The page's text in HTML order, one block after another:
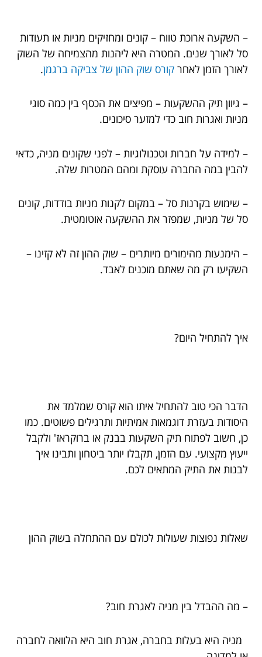
– השקעה ארוכת טווח – קונים ומחזיקים מניות או תעודות
סל לאורך שנים. המטרה היא ליהנות מהצמיחה של השוק
לאורך הזמן לאחר קורס שוק ההון של צביקה ברגמן.
– גיוון תיק ההשקעות – מפיצים את הכסף בין כמה סוגי
מניות ואגרות חוב כדי למזער סיכונים.
– למידה על חברות וטכנולוגיות – לפני שקונים מניה, כדאי
להבין במה החברה עוסקת ומהם המטרות שלה.
– שימוש בקרנות סל – במקום לקנות מניות בודדות, קונים
סל של מניות, שמפזר את ההשקעה אוטומטית.
– הימנעות מהימורים מיותרים – שוק ההון זה לא קזינו –
השקיעו רק מה שאתם מוכנים לאבד.
איך להתחיל היום?
הדבר הכי טוב להתחיל איתו הוא קורס שמלמד את
היסודות בעזרת דוגמאות אמיתיות ותרגילים פשוטים. כמו
כן, חשוב לפתוח תיק השקעות בבנק או ברוקראז' ולקבל
ייעוץ מקצועי. עם הזמן, תקבלו יותר ביטחון ותבינו איך
לבנות את התיק המתאים לכם.
שאלות נפוצות שעולות לכולם עם ההתחלה בשוק ההון
– מה ההבדל בין מניה לאגרת חוב?
מניה היא בעלות בחברה, אגרת חוב היא הלוואה לחברה